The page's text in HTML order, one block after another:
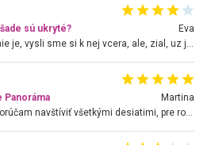
sú ukryté?
Eva
Hojdacka v Krpelanoch uz nie je, vysli sme si k nej vcera, ale, zial, uz je znicena. Ak sem planujete cestu len kvoli hojdacke, mozete si ju usetrit. Krasny vyhlad je tu vsak aj bez hojdacky :-)
Panoráma
Martina
Nádherné miesto ktoré odporúčam navštíviť všetkými desiatimi, pre rodiny s deťmi, dôchodcom... Proste a jednoducho ozaj rozprávkový les.. určite ešte prídeme. Odniesli sme si na pamiatku krásne tričká,